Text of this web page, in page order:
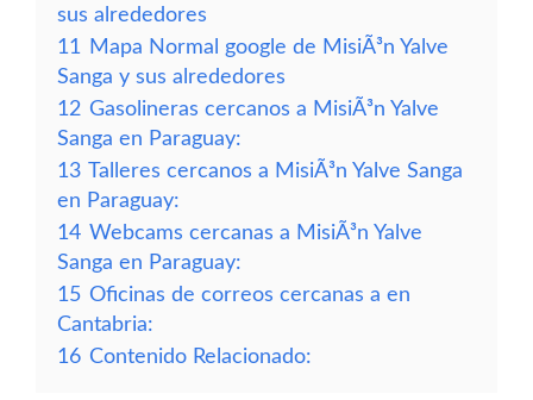
sus alrededores
11
Mapa Normal google de MisiÃ³n Yalve
Sanga y sus alrededores
12 Gasolineras cercanos a MisiÃ³n Yalve
Sanga en Paraguay:
13 Talleres cercanos a MisiÃ³n Yalve Sanga
en Paraguay:
14 Webcams cercanas a MisiÃ³n Yalve
Sanga en Paraguay:
15 Oficinas de correos cercanas a en
Cantabria:
16 Contenido Relacionado: